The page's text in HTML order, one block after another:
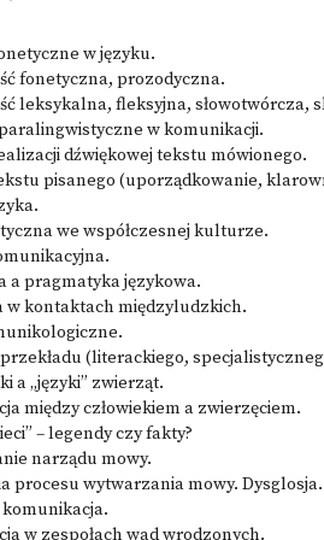
w języku.
fonetyczna, prozodyczna.
leksykalna, fleksyjna, słowotwórcza,
w komunikacji.
dźwiękowej tekstu mówionego.
pisanego (uporządkowanie,
we współczesnej kulturze.
a pragmatyka językowa.
w kontaktach międzyludzkich.
(literackiego,
a „języki” zwierząt.
między człowiekiem a zwierzęciem.
– legendy czy fakty?
narządu mowy.
procesu wytwarzania mowy. Dysglosja.
komunikacja.
w zespołach wad wrodzonych.